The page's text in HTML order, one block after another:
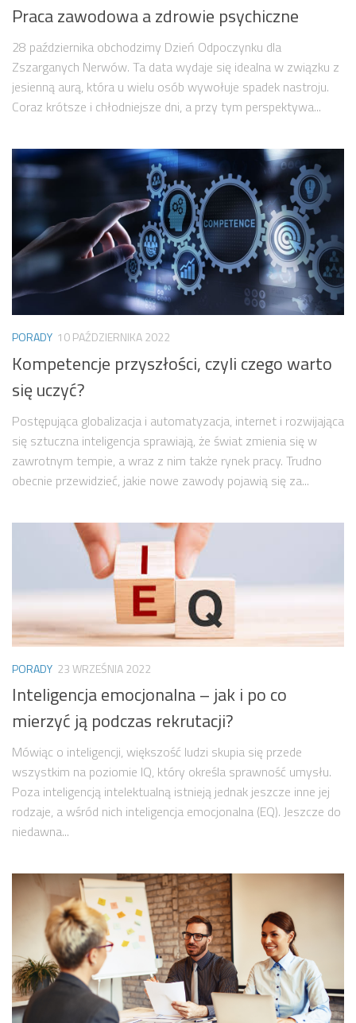
Praca zawodowa a zdrowie psychiczne
28 października obchodzimy Dzień Odpoczynku dla
Zszarganych Nerwów. Ta data wydaje się idealna w związku z
jesienną aurą, która u wielu osób wywołuje spadek nastroju.
Coraz krótsze i chłodniejsze dni, a przy tym perspektywa...
PORADY 10 PAŹDZIERNIKA 2022
Kompetencje przyszłości, czyli czego warto
się uczyć?
Postępująca globalizacja i automatyzacja, internet i rozwijająca
się sztuczna inteligencja sprawiają, że świat zmienia się w
zawrotnym tempie, a wraz z nim także rynek pracy. Trudno
obecnie przewidzieć, jakie nowe zawody pojawią się za...
PORADY 23 WRZEŚNIA 2022
Inteligencja emocjonalna – jak i po co
mierzyć ją podczas rekrutacji?
Mówiąc o inteligencji, większość ludzi skupia się przede
wszystkim na poziomie IQ, który określa sprawność umysłu.
Poza inteligencją intelektualną istnieją jednak jeszcze inne jej
rodzaje, a wśród nich inteligencja emocjonalna (EQ). Jeszcze do
niedawna...